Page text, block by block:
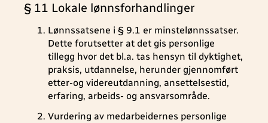
§ 11 Lokale lønnsforhandlinger
Lønnssatsene i § 9.1 er minstelønnssatser.
Dette forutsetter at det gis personlige
tillegg hvor det bl.a. tas hensyn til dyktighet,
praksis, utdannelse, herunder gjennomført
etter-og videreutdanning, ansettelsestid,
erfaring, arbeids- og ansvarsområde.
Vurdering av medarbeidernes personlige